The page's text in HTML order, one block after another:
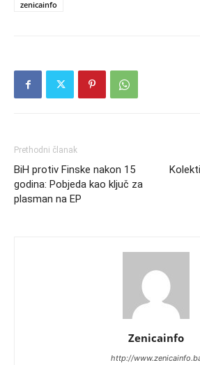
zenicainfo
Prethodni članak
BiH protiv Finske nakon 15
godina: Pobjeda kao ključ za
plasman na EP
Zenicainfo
http://